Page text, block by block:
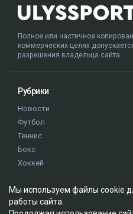
Полное или частичное
коммерческих целях
разрешения владельца сайта.
Рубрики
Новости
Футбол
Теннис
Бокс
Хоккей
Истории
Олимпиада
Мы используем файлы cookie
работы сайта.